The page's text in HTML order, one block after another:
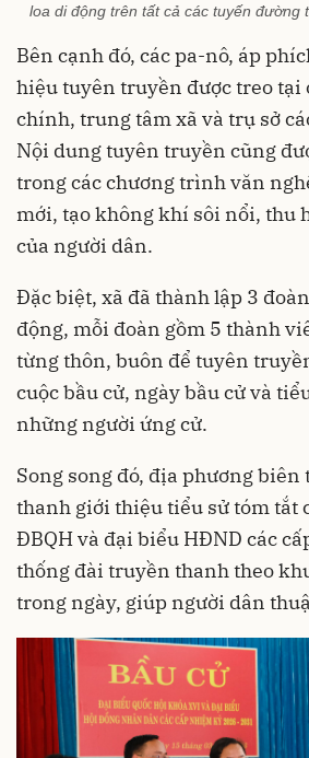
loa di động trên tất cả các tuyến đường
Bên cạnh đó, các pa-nô, áp
hiệu tuyên truyền được treo tại
chính, trung tâm xã và trụ sở
Nội dung tuyên truyền cũng
trong các chương trình văn
mới, tạo không khí sôi nổi, thu
của người dân.
Đặc biệt, xã đã thành lập 3
động, mỗi đoàn gồm 5 thành
từng thôn, buôn để tuyên
cuộc bầu cử, ngày bầu cử và
những người ứng cử.
Song song đó, địa phương biên
thanh giới thiệu tiểu sử tóm tắt
ĐBQH và đại biểu HĐND các
thống đài truyền thanh theo
trong ngày, giúp người dân